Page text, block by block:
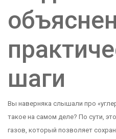
шаги
Вы наверняка слышали про
такое на самом деле? По сути,
газов, который позволяет